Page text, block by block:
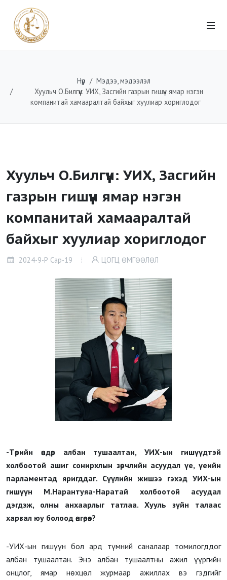
Нүүр
Мэдээ, мэдээлэл
Хуульч О.Билгүүн: УИХ, Засгийн газрын гишүүн ямар нэгэн
компанитай хамааралтай байхыг хуулиар хориглодог
Хуульч О.Билгүүн: УИХ, Засгийн
газрын гишүүн ямар нэгэн
компанитай хамааралтай
байхыг хуулиар хориглодог
2024-9-Р Сар-19 ЦОГЦ ӨМГӨӨЛӨЛ
-Төрийн өндөр албан тушаалтан, УИХ-ын гишүүдтэй
холбоотой ашиг сонирхлын зөрчлийн асуудал үе, үеийн
парламентад яригддаг. Сүүлийн жишээ гэхэд УИХ-ын
гишүүн М.Нарантуяа-Наратай холбоотой асуудал
дэгдэж, олны анхаарлыг татлаа. Хууль зүйн талаас
харвал юу болоод өнгөрөв?
-УИХ-ын гишүүн бол ард түмний саналаар томилогддог
албан тушаалтан. Энэ албан тушаалтны ажил үүргийн
онцлог, ямар нөхцөл журмаар ажиллах вэ гэдгийг